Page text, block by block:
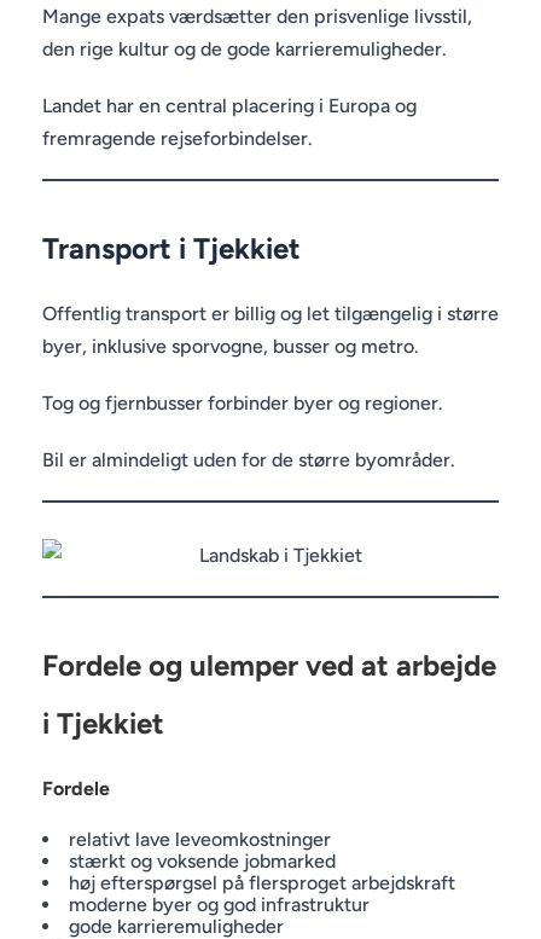
Mange expats værdsætter den prisvenlige livsstil,
den rige kultur og de gode karrieremuligheder.
Landet har en central placering i Europa og
fremragende rejseforbindelser.
Transport i Tjekkiet
Offentlig transport er billig og let tilgængelig i større
byer, inklusive sporvogne, busser og metro.
Tog og fjernbusser forbinder byer og regioner.
Bil er almindeligt uden for de større byområder.
Fordele og ulemper ved at arbejde
i Tjekkiet
Fordele
relativt lave leveomkostninger
stærkt og voksende jobmarked
høj efterspørgsel på flersproget arbejdskraft
moderne byer og god infrastruktur
gode karrieremuligheder